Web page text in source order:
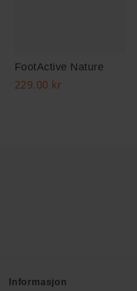
FootActive Nature
229.00 kr
Informasjon